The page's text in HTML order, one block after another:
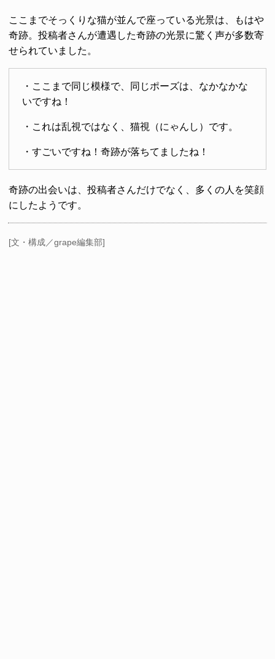
ここまでそっくりな猫が並んで座っている光景は、もはや
奇跡。投稿者さんが遭遇した奇跡の光景に驚く声が多数寄
せられていました。
・ここまで同じ模様で、同じポーズは、なかなかな
いですね！
・これは乱視ではなく、猫視（にゃんし）です。
・すごいですね！奇跡が落ちてましたね！
奇跡の出会いは、投稿者さんだけでなく、多くの人を笑顔
にしたようです。
[文・構成／grape編集部]